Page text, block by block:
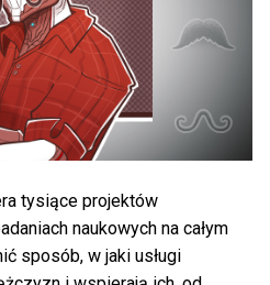
tysiące projektów
naukowych na całym
sposób, w jaki usługi